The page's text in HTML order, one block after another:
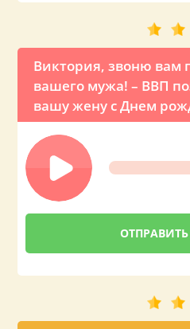
Виктория, звоню вам
вашего мужа! – ВВП
вашу жену с Днем
телефону